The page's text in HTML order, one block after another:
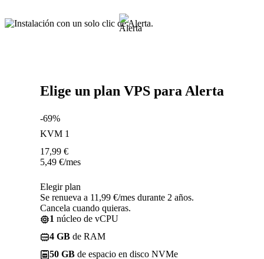
Elige un plan VPS para Alerta
-69%
KVM 1
17,99 €
5,49 €/mes
Elegir plan
Se renueva a 11,99 €/mes durante 2 años.
Cancela cuando quieras.
1 núcleo de vCPU
4 GB de RAM
50 GB de espacio en disco NVMe